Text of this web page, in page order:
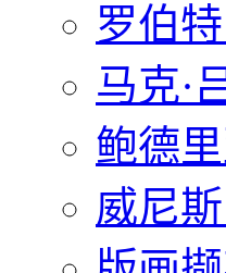
罗伯
马克·
鲍德
威尼